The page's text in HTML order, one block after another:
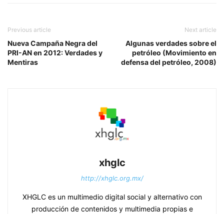
Previous article
Nueva Campaña Negra del
PRI-AN en 2012: Verdades y
Mentiras
Next article
Algunas verdades sobre el
petróleo (Movimiento en
defensa del petróleo, 2008)
xhglc
http://xhglc.org.mx/
XHGLC es un multimedio digital social y alternativo con
producción de contenidos y multimedia propias e